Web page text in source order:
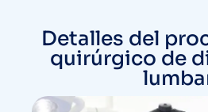
Detalles del
quirúrgico de